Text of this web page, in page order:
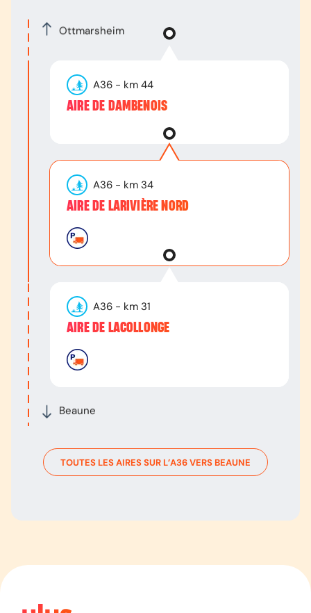
Ottmarsheim
Beaune
A36 - km 44
AIRE DE DAMBENOIS
A36 - km 34
AIRE DE LARIVIÈRE NORD
A36 - km 31
AIRE DE LACOLLONGE
TOUTES LES AIRES SUR L’A36VERS BEAUNE